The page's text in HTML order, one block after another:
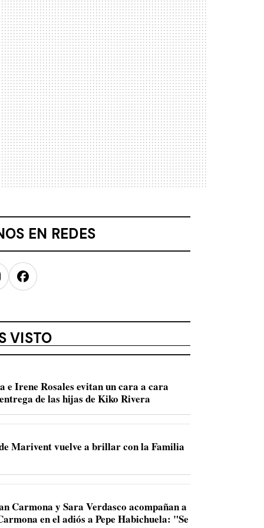
EN REDES
Facebook
VISTO
e Irene Rosales evitan un cara a cara
de las hijas de Kiko Rivera
Marivent vuelve a brillar con la Familia
Carmona y Sara Verdasco acompañan a
en el adiós a Pepe Habichuela: "Se